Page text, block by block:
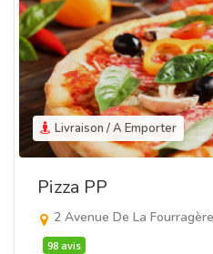
Livraison / A Emporter
Pizza PP
2 Avenue De La
98 avis